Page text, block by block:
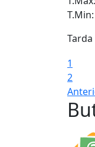
Tarda
1
2